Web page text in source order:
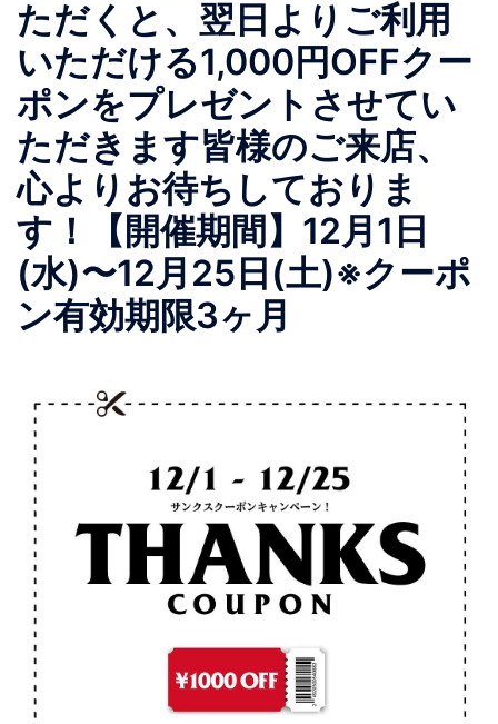
ただくと、翌日よりご利用
いただける1,000円OFFクー
ポンをプレゼントさせてい
ただきます皆様のご来店、
心よりお待ちしておりま
す！【開催期間】12月1日
(水)〜12月25日(土)※クーポ
ン有効期限3ヶ月